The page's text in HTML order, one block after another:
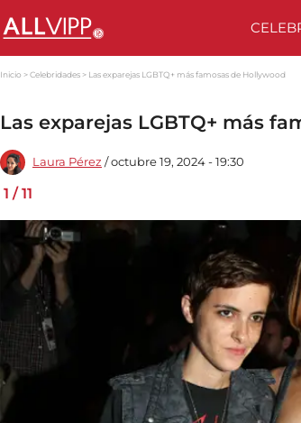
Inicio Celebridades Las exparejas LGBTQ+ más famosas de Hollywood
Las exparejas LGBTQ+ más
Laura Pérez / octubre 19, 2024 - 19:30
1 /11